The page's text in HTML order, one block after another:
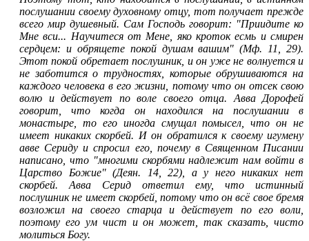
послушании своему духовному отцу, тот получает прежде
всего мир душевный. Сам Господь говорит: "Приидите ко
Мне вси... Научитеся от Мене, яко кроток есмь и смирен
сердцем: и обрящете покой душам вашим" (Мф. 11, 29).
Этот покой обретает послушник, и он уже не волнуется и
не заботится о трудностях, которые обрушиваются на
каждого человека в его жизни, потому что он отсек свою
волю и действует по воле своего отца. Авва Дорофей
говорит, что когда он находился на послушании в
монастыре, то его иногда смущал помысел, что он не
имеет никаких скорбей. И он обратился к своему игумену
авве Сериду и спросил его, почему в Священном Писании
написано, что "многими скорбями надлежит нам войти в
Царство Божие" (Деян. 14, 22), а у него никаких нет
скорбей. Авва Серид ответил ему, что истинный
послушник не имеет скорбей, потому что он всё свое бремя
возложил на своего старца и действует по его воли,
поэтому его ум чист и он может, так сказать, чисто
молиться Богу.